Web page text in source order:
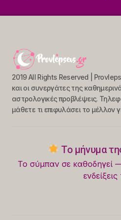
2019 All Rights Reserved |
και οι συνεργάτες της
αστρολογικές προβλέψεις.
μάθετε τι επιφυλάσει το μέλλον
Το μήνυμα
Το σύμπαν σε καθοδηγεί